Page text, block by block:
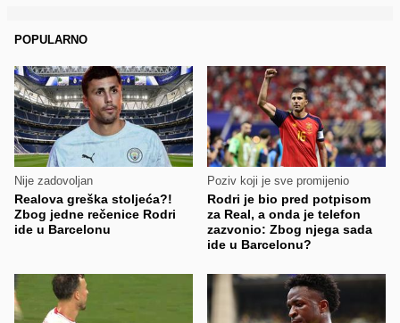
POPULARNO
Nije zadovoljan
Realova greška stoljeća?!
Zbog jedne rečenice Rodri
ide u Barcelonu
Poziv koji je sve promijenio
Rodri je bio pred potpisom
za Real, a onda je telefon
zazvonio: Zbog njega sada
ide u Barcelonu?